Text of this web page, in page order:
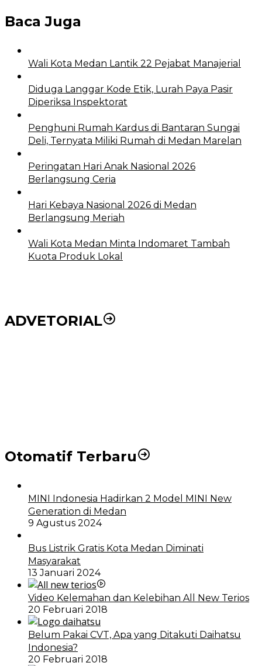
Baca Juga
Wali Kota Medan Lantik 22 Pejabat Manajerial
Diduga Langgar Kode Etik, Lurah Paya Pasir
Diperiksa Inspektorat
Penghuni Rumah Kardus di Bantaran Sungai
Deli, Ternyata Miliki Rumah di Medan Marelan
Peringatan Hari Anak Nasional 2026
Berlangsung Ceria
Hari Kebaya Nasional 2026 di Medan
Berlangsung Meriah
Wali Kota Medan Minta Indomaret Tambah
Kuota Produk Lokal
ADVETORIAL
Otomatif Terbaru
MINI Indonesia Hadirkan 2 Model MINI New
Generation di Medan
9 Agustus 2024
Bus Listrik Gratis Kota Medan Diminati
Masyarakat
13 Januari 2024
Video Kelemahan dan Kelebihan All New Terios
20 Februari 2018
Belum Pakai CVT, Apa yang Ditakuti Daihatsu
Indonesia?
20 Februari 2018